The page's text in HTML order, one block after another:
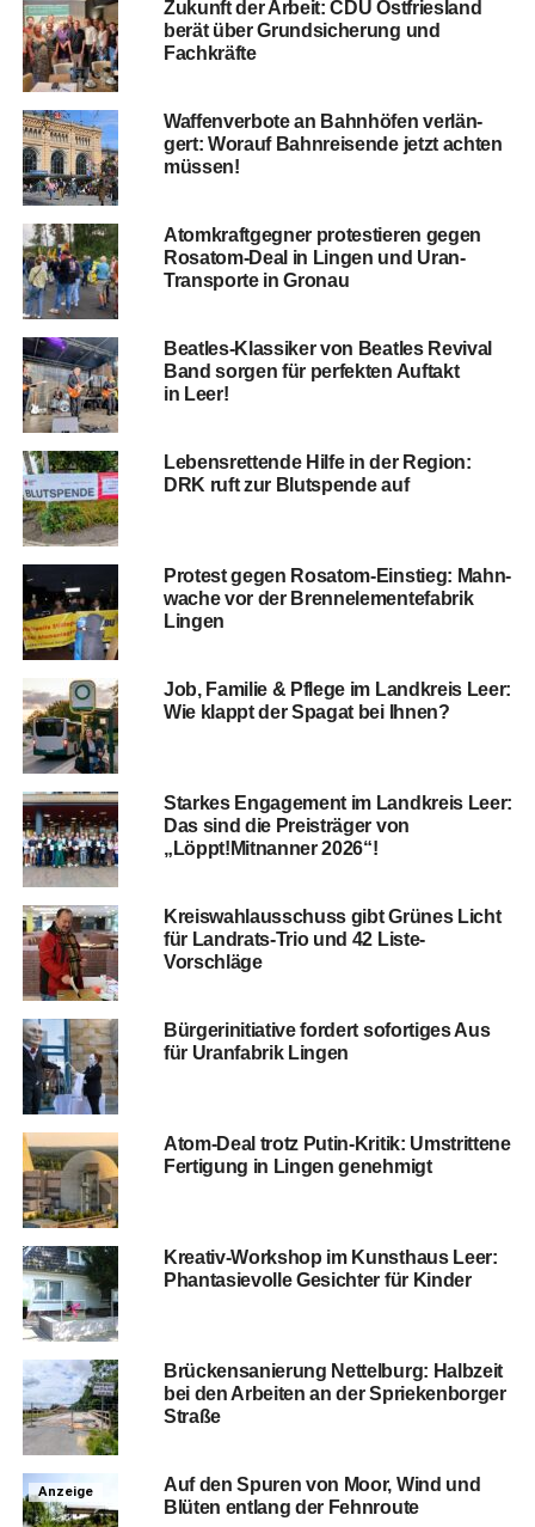
Zukunft der Arbeit: CDU Ost­fries­land
berät über Grund­si­che­rung und
Fachkräfte
Waf­fen­ver­bo­te an Bahn­hö­fen ver­län­
gert: Wor­auf Bahn­rei­sen­de jetzt ach­ten
müssen!
Atom­kraft­geg­ner pro­tes­tie­ren gegen
Rosatom-Deal in Lin­gen und Uran-
Trans­por­te in Gronau
Beat­les-Klas­si­ker von Beat­les Revi­val
Band sor­gen für per­fek­ten Auf­takt
in Leer!
Lebens­ret­ten­de Hil­fe in der Regi­on:
DRK ruft zur Blut­spen­de auf
Pro­test gegen Rosatom-Ein­stieg: Mahn­
wa­che vor der Brenn­ele­men­te­fa­brik
Lingen
Job, Fami­lie & Pfle­ge im Land­kreis Leer:
Wie klappt der Spa­gat bei Ihnen?
Star­kes Enga­ge­ment im Land­kreis Leer:
Das sind die Preis­trä­ger von
„Löppt!Mitnanner 2026“!
Kreis­wahl­aus­schuss gibt Grü­nes Licht
für Land­rats-Trio und 42 Liste-
Vorschläge
Bür­ger­initia­ti­ve for­dert sofor­ti­ges Aus
für Uranfa­brik Lingen
Atom-Deal trotz Putin-Kri­tik: Umstrit­te­ne
Fer­ti­gung in Lin­gen genehmigt
Krea­tiv-Work­shop im Kunst­haus Leer:
Phan­ta­sie­vol­le Gesich­ter für Kinder
Brü­cken­sa­nie­rung Net­tel­burg: Halb­zeit
bei den Arbei­ten an der Sprie­ken­bor­ger
Straße
Anzeige
Auf den Spu­ren von Moor, Wind und
Blü­ten ent­lang der Fehnroute